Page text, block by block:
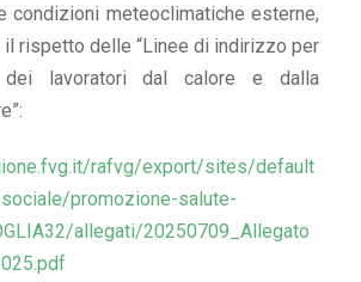
condizioni meteoclimatiche esterne,
il rispetto delle “Linee di indirizzo per
dei lavoratori dal calore e dalla
rafvg/export/sites/default
promozione-salute-
allegati/20250709_Allegato